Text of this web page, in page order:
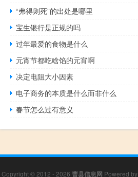
“弗得则死”的出处是哪里
宝生银行是正规的吗
过年最爱的食物是什么
元宵节都吃啥馅的元宵啊
决定电阻大小因素
电子商务的本质是什么而非什么
春节怎么过有意义
Copyright © 2012 - 2026 曹县信息网 Powered by